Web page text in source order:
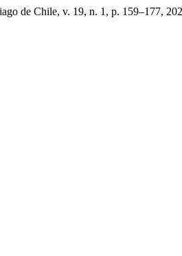
de Chile, v. 19, n. 1, p. 159–177,